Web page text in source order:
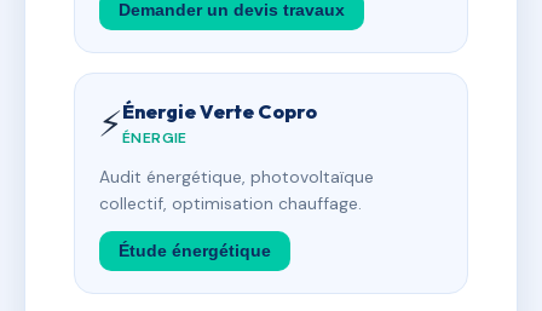
Demander un devis travaux
⚡Énergie Verte Copro
ÉNERGIE
Audit énergétique, photovoltaïque
collectif, optimisation chauffage.
Étude énergétique